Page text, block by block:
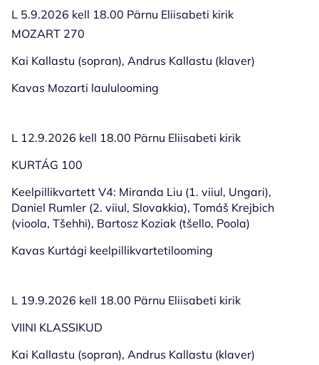
L 5.9.2026 kell 18.00 Pärnu Eliisabeti kirik
MOZART 270
Kai Kallastu (sopran), Andrus Kallastu (klaver)
Kavas Mozarti laululooming
L 12.9.2026 kell 18.00 Pärnu Eliisabeti kirik
KURTÁG 100
Keelpillikvartett V4: Miranda Liu (1. viiul, Ungari),
Daniel Rumler (2. viiul, Slovakkia), Tomáš Krejbich
(vioola, Tšehhi), Bartosz Koziak (tšello, Poola)
Kavas Kurtági keelpillikvartetilooming
L 19.9.2026 kell 18.00 Pärnu Eliisabeti kirik
VIINI KLASSIKUD
Kai Kallastu (sopran), Andrus Kallastu (klaver)